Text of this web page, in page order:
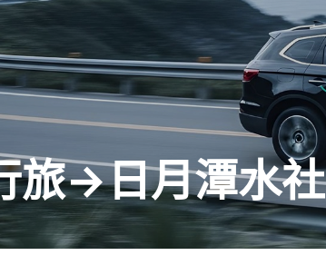
→日月潭水社